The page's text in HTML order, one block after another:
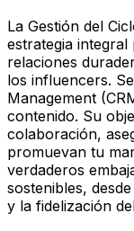
La Gestión del
estrategia
relaciones
los influencers.
Management
contenido. Su
colaboración,
promuevan tu
verdaderos
sostenibles,
y la fidelización